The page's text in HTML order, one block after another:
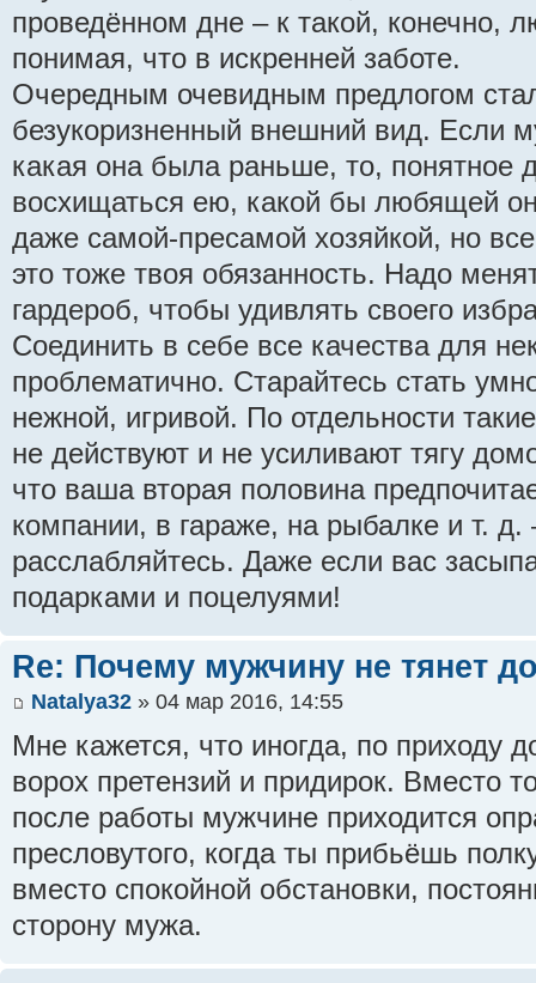
проведённом дне – к такой, конечно,
понимая, что в искренней заботе.
Очередным очевидным предлогом
безукоризненный внешний вид. Если
какая она была раньше, то, понятное
восхищаться ею, какой бы любящей
даже самой-пресамой хозяйкой, но
это тоже твоя обязанность. Надо
гардероб, чтобы удивлять своего
Соединить в себе все качества для
проблематично. Старайтесь стать
нежной, игривой. По отдельности
не действуют и не усиливают тягу
что ваша вторая половина
компании, в гараже, на рыбалке и т.
расслабляйтесь. Даже если вас
подарками и поцелуями!
Re: Почему мужчину не тянет
Natalya32 » 04 мар 2016, 14:55
Мне кажется, что иногда, по приходу
ворох претензий и придирок. Вместо
после работы мужчине приходится
пресловутого, когда ты прибьёшь
вместо спокойной обстановки,
сторону мужа.